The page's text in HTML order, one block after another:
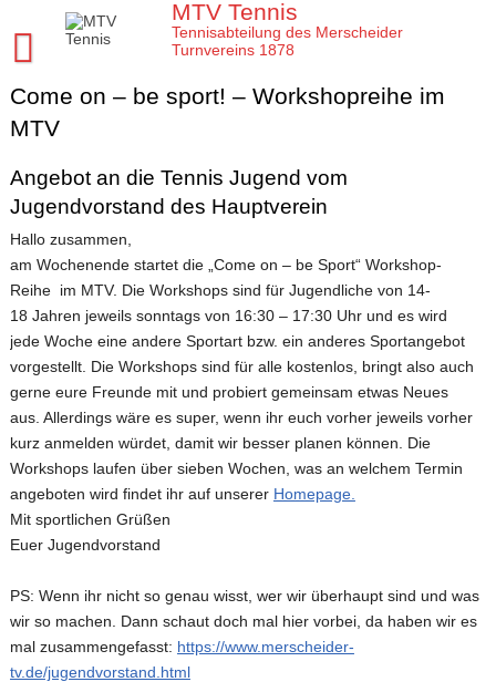
MTV Tennis
Tennisabteilung des Merscheider
Turnvereins 1878
Startseite MTV Tennis
Sponsoren
Verein
MTV Tennis Abteilungsleitung
Platz- und Spielordnung
Vereinssatzung
Unsere Tennis Anlage
Chronik zu 40 Jahre MTV Tennisabteilung
Mitglied im MTV / Schnupperjahr / Begrüßung
10 Gründe für den MTV
Gastspieler
Mannschaften
Damen 40
Damen 50 2026
Herren 1. Mannschaft
Herren 2. Mannschaft
Herren 40
Herren 50
Herren 55
Herren 65
Hobby Herren
Tenniscamps im MTV
Jugendmannschaften im MTV
Bezirksmeisterschaften Jugend
Kreismeisterschaften Jugend
Stadtmeisterschaften Jugend
Midcourt und Kleinfeld Tennis im Bergischen Land
Meisterschaften
Clubmeisterschaften im MTV
Regeln für die Clubmeisterschaften
Medenspiele Sommer 2024
Das neue LK System seit 2020
Verbandspokal Sommer 2024
Steffi Becker Cup 2025
Tennis Training im MTV
Tim
Moritz
Trainingskalender
Aktuelles
Presseartikel
Arbeitseinsatz im MTV
Vereinskalender
MTV Platzbuchung
LK Single Race
Spielerbörse Tennispartner gesucht ?
Come on – be sport! – Workshopreihe im
MTV
Angebot an die Tennis Jugend vom
Jugendvorstand des Hauptverein
Hallo zusammen,
am Wochenende startet die „Come on – be Sport“ Workshop-
Reihe im MTV. Die Workshops sind für Jugendliche von 14-
18 Jahren jeweils sonntags von 16:30 – 17:30 Uhr und es wird
jede Woche eine andere Sportart bzw. ein anderes Sportangebot
vorgestellt. Die Workshops sind für alle kostenlos, bringt also auch
gerne eure Freunde mit und probiert gemeinsam etwas Neues
aus. Allerdings wäre es super, wenn ihr euch vorher jeweils vorher
kurz anmelden würdet, damit wir besser planen können. Die
Workshops laufen über sieben Wochen, was an welchem Termin
angeboten wird findet ihr auf unserer Homepage.
Mit sportlichen Grüßen
Euer Jugendvorstand
PS: Wenn ihr nicht so genau wisst, wer wir überhaupt sind und was
wir so machen. Dann schaut doch mal hier vorbei, da haben wir es
mal zusammengefasst: https://www.merscheider-
tv.de/jugendvorstand.html